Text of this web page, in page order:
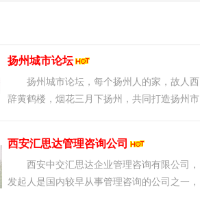
扬州城市论坛
扬州城市论坛，每个扬州人的家，故人西
辞黄鹤楼，烟花三月下扬州，共同打造扬州市
西安汇思达管理咨询公司
西安中交汇思达企业管理咨询有限公司，
发起人是国内较早从事管理咨询的公司之一，